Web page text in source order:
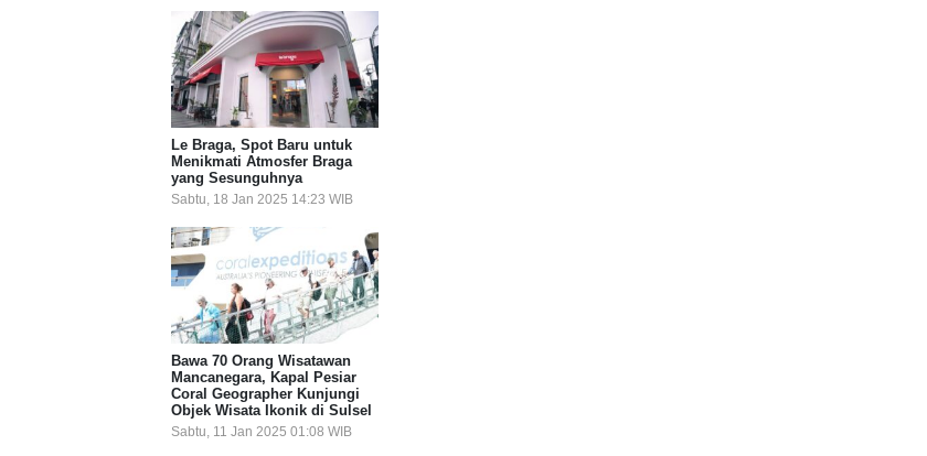
Le Braga, Spot Baru untuk
Menikmati Atmosfer Braga
yang Sesunguhnya
Sabtu, 18 Jan 2025 14:23 WIB
Bawa 70 Orang Wisatawan
Mancanegara, Kapal Pesiar
Coral Geographer Kunjungi
Objek Wisata Ikonik di Sulsel
Sabtu, 11 Jan 2025 01:08 WIB